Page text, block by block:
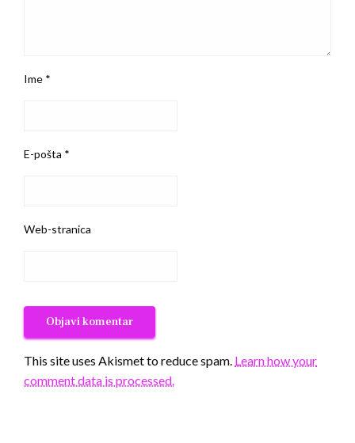
Ime *
E-pošta *
Web-stranica
This site uses Akismet to reduce spam. Learn how your
comment data is processed.